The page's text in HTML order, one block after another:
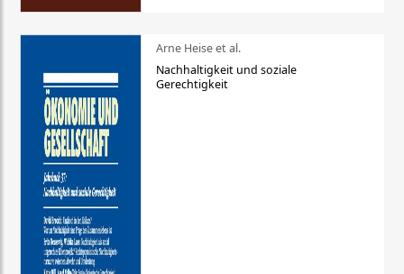
Arne Heise et al.
Nachhaltigkeit und soziale
Gerechtigkeit